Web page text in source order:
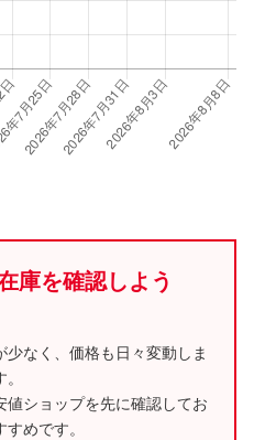
庫を確認しよう
なく、価格も日々変動しま
。
ショップを先に確認してお
すめです。